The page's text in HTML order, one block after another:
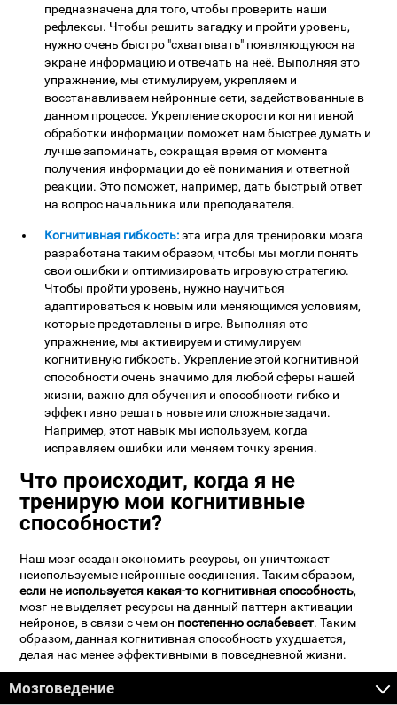
предназначена для того, чтобы проверить наши
рефлексы. Чтобы решить загадку и пройти уровень,
нужно очень быстро "схватывать" появляющуюся на
экране информацию и отвечать на неё. Выполняя это
упражнение, мы стимулируем, укрепляем и
восстанавливаем нейронные сети, задействованные в
данном процессе. Укрепление скорости когнитивной
обработки информации поможет нам быстрее думать и
лучше запоминать, сокращая время от момента
получения информации до её понимания и ответной
реакции. Это поможет, например, дать быстрый ответ
на вопрос начальника или преподавателя.
Когнитивная гибкость:эта игра для тренировки мозга
разработана таким образом, чтобы мы могли понять
свои ошибки и оптимизировать игровую стратегию.
Чтобы пройти уровень, нужно научиться
адаптироваться к новым или меняющимся условиям,
которые представлены в игре. Выполняя это
упражнение, мы активируем и стимулируем
когнитивную гибкость. Укрепление этой когнитивной
способности очень значимо для любой сферы нашей
жизни, важно для обучения и способности гибко и
эффективно решать новые или сложные задачи.
Например, этот навык мы используем, когда
исправляем ошибки или меняем точку зрения.
Что происходит, когда я не
тренирую мои когнитивные
способности?
Наш мозг создан экономить ресурсы, он уничтожает
неиспользуемые нейронные соединения. Таким образом,
если не используется какая-то когнитивная способность,
мозг не выделяет ресурсы на данный паттерн активации
нейронов, в связи с чем он постепенно ослабевает. Таким
образом, данная когнитивная способность ухудшается,
делая нас менее эффективными в повседневной жизни.
Мозговедение